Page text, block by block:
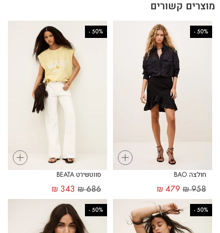
מוצרים קשורים
+
50%
-
חולצה BAO
₪958
₪ 479
+
50%
-
סווטשירט BEATA
₪686
₪ 343
50%
-
50%
-